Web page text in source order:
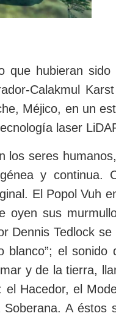
que hubieran
Calakmul
Méjico, en un
laser
los seres
y continua.
El Popol Vuh
oyen sus
Dennis Tedlock
blanco”; el
y de la tierra,
Hacedor, el
Soberana. A